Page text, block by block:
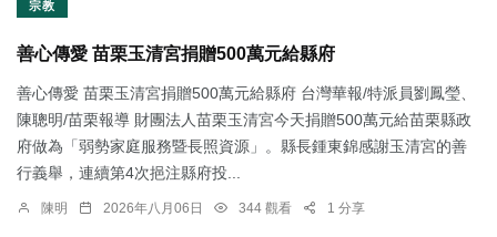
宗教
善心傳愛 苗栗玉清宮捐贈500萬元給縣府
善心傳愛 苗栗玉清宮捐贈500萬元給縣府 台灣華報/特派員劉鳳瑩、
陳聰明/苗栗報導 財團法人苗栗玉清宮今天捐贈500萬元給苗栗縣政
府做為「弱勢家庭服務暨長照資源」。縣長鍾東錦感謝玉清宮的善
行義舉，連續第4次挹注縣府投...
陳明 2026年八月06日 344 觀看 1 分享